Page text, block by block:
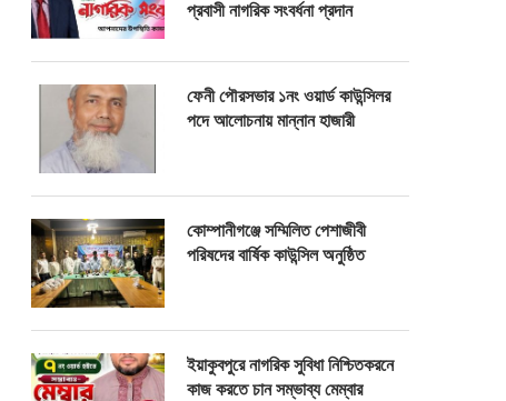
প্রবাসী নাগরিক সংবর্ধনা প্রদান
ফেনী পৌরসভার ১নং ওয়ার্ড কাউন্সিলর
পদে আলোচনায় মান্নান হাজারী
কোম্পানীগঞ্জে সম্মিলিত পেশাজীবী
পরিষদের বার্ষিক কাউন্সিল অনুষ্ঠিত
ইয়াকুবপুরে নাগরিক সুবিধা নিশ্চিতকরনে
কাজ করতে চান সম্ভাব্য মেম্বার